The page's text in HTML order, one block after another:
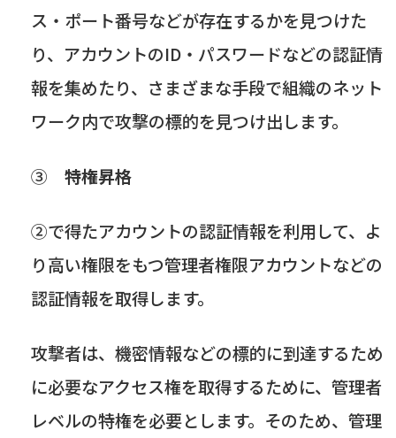
ス・ポート番号などが存在するかを見つけた
り、アカウントのID ・パスワードなどの認証情
報を集めたり、さまざまな手段で組織のネット
ワーク内で攻撃の標的を見つけ出します。
③特権昇格
②で得たアカウントの認証情報を利用して、よ
り高い権限をもつ管理者権限アカウントなどの
認証情報を取得します。
攻撃者は、機密情報などの標的に到達するため
に必要なアクセス権を取得するために、管理者
レベルの特権を必要とします。そのため、管理